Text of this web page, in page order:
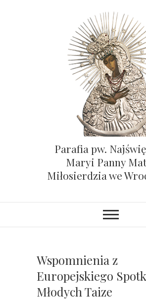
Parafia pw.
Maryi Panny
Miłosierdzia we
Wspomnienia z
Europejskiego
Młodych Taize